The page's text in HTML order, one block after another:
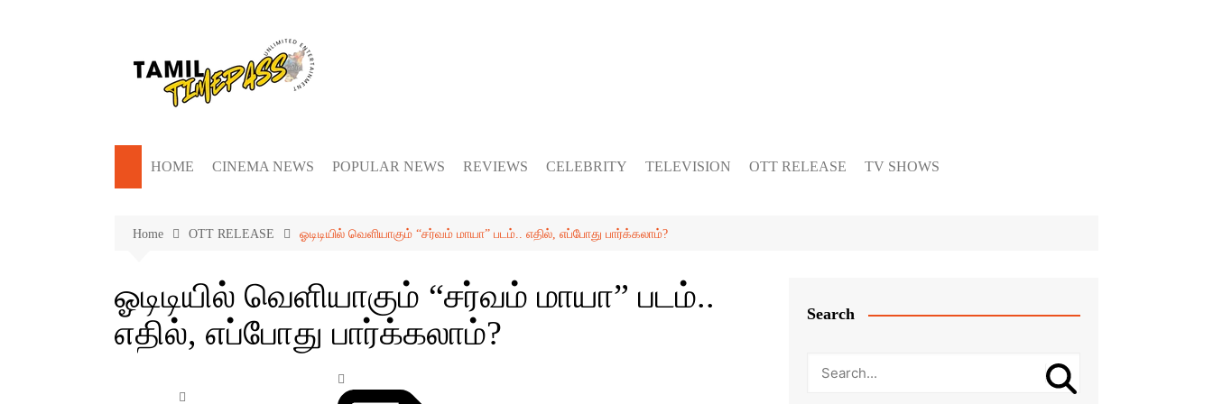
HOME CINEMA NEWS POPULAR NEWS REVIEWS CELEBRITY TELEVISION OTT RELEASE TV SHOWS
Home OTT RELEASE ஓடிடியில் வெளியாகும் “சர்வம் மாயா” படம்.. எதில், எப்போது பார்க்கலாம்?
ஓடிடியில் வெளியாகும் “சர்வம் மாயா” படம்..
எதில், எப்போது பார்க்கலாம்?
Search